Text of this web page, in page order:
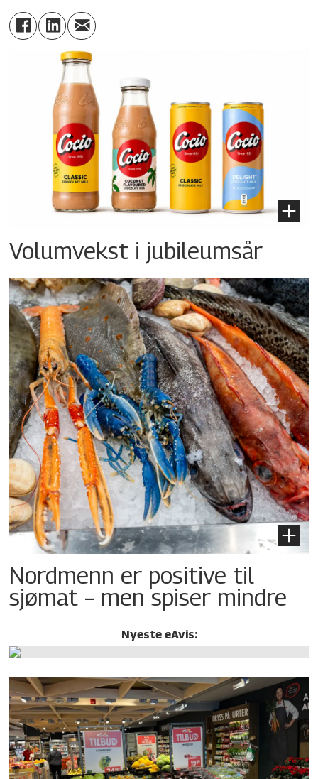
Volumvekst i jubileumsår
Nordmenn er positive til
sjømat – men spiser mindre
Nyeste eAvis: